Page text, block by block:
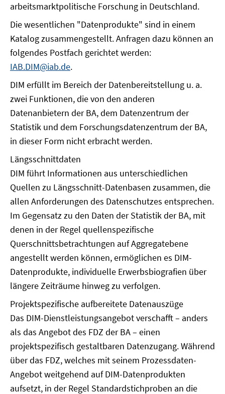
arbeitsmarktpolitische Forschung in Deutschland.
Die wesentlichen "Datenprodukte" sind in einem
Katalog zusammengestellt. Anfragen dazu können an
folgendes Postfach gerichtet werden:
IAB.DIM@iab.de.
DIM erfüllt im Bereich der Datenbereitstellung u. a.
zwei Funktionen, die von den anderen
Datenanbietern der BA, dem Datenzentrum der
Statistik und dem Forschungsdatenzentrum der BA,
in dieser Form nicht erbracht werden.
Längsschnittdaten
DIM führt Informationen aus unterschiedlichen
Quellen zu Längsschnitt-Datenbasen zusammen, die
allen Anforderungen des Datenschutzes entsprechen.
Im Gegensatz zu den Daten der Statistik der BA, mit
denen in der Regel quellenspezifische
Querschnittsbetrachtungen auf Aggregatebene
angestellt werden können, ermöglichen es DIM-
Datenprodukte, individuelle Erwerbsbiografien über
längere Zeiträume hinweg zu verfolgen.
Projektspezifische aufbereitete Datenauszüge
Das DIM-Dienstleistungsangebot verschafft – anders
als das Angebot des FDZ der BA – einen
projektspezifisch gestaltbaren Datenzugang. Während
über das FDZ, welches mit seinem Prozessdaten-
Angebot weitgehend auf DIM-Datenprodukten
aufsetzt, in der Regel Standardstichproben an die